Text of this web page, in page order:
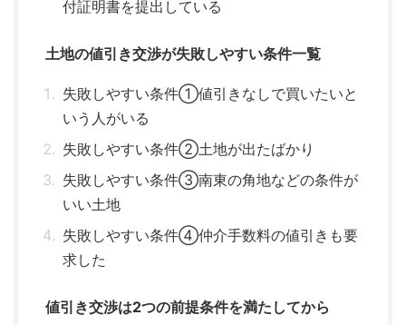
付証明書を提出している
土地の値引き交渉が失敗しやすい条件一覧
失敗しやすい条件①値引きなしで買いたいと
いう人がいる
失敗しやすい条件②土地が出たばかり
失敗しやすい条件③南東の角地などの条件が
いい土地
失敗しやすい条件④仲介手数料の値引きも要
求した
値引き交渉は2つの前提条件を満たしてから